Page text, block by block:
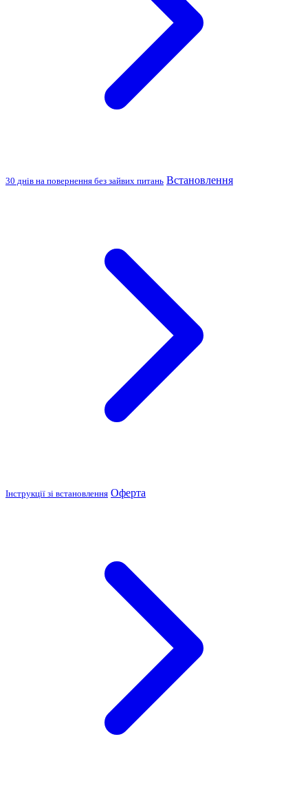
30 днів на повернення без зайвих питань Встановлення
Інструкції зі встановлення Оферта